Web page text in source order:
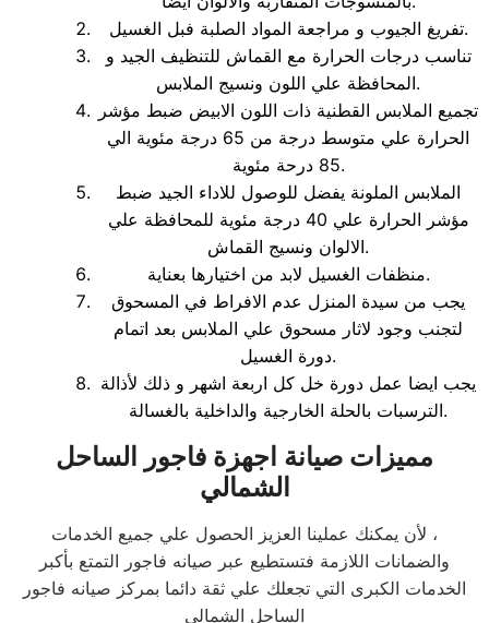
تفريغ الجيوب و مراجعة المواد الصلبة فبل الغسيل.
تناسب درجات الحرارة مع القماش للتنظيف الجيد و
المحافظة علي اللون ونسيج الملابس.
تجميع الملابس القطنية ذات اللون الابيض ضبط مؤشر
الحرارة علي متوسط درجة من 65 درجة مئوية الي
85 درحة مئوية.
الملابس الملونة يفضل للوصول للاداء الجيد ضبط
مؤشر الحرارة علي 40 درجة مئوية للمحافظة علي
الالوان ونسيج القماش.
منظفات الغسيل لابد من اختيارها بعناية.
يجب من سيدة المنزل عدم الافراط في المسحوق
لتجنب وجود لاثار مسحوق علي الملابس بعد اتمام
دورة الغسيل.
يجب ايضا عمل دورة خل كل اربعة اشهر و ذلك لأذالة
الترسبات بالحلة الخارجية والداخلية بالغسالة.
مميزات صيانة اجهزة فاجور الساحل
الشمالي
لأن يمكنك عملينا العزيز الحصول علي جميع الخدمات ،
والضمانات اللازمة فتستطيع عبر صيانه فاجور التمتع بأكبر
الخدمات الكبرى التي تجعلك علي ثقة دائما بمركز صيانه فاجور
الساحل الشمالي